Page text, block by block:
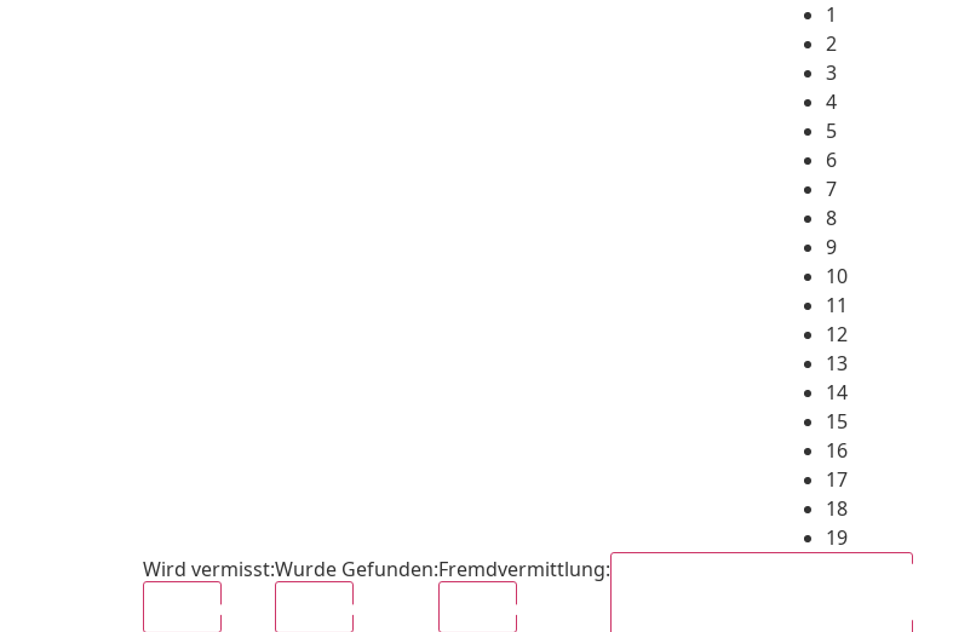
1
2
3
4
5
6
7
8
9
10
11
12
13
14
15
16
17
18
19
Wird vermisst:Wurde Gefunden:Fremdvermittlung: